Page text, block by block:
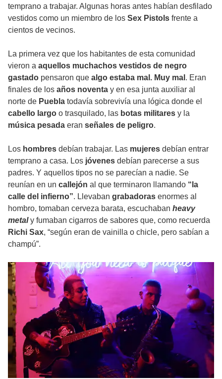
temprano a trabajar. Algunas horas antes habían desfilado
vestidos como un miembro de los Sex Pistols frente a
cientos de vecinos.
La primera vez que los habitantes de esta comunidad
vieron a aquellos muchachos vestidos de negro
gastado pensaron que algo estaba mal. Muy mal . Eran
finales de los años noventa y en esa junta auxiliar al
norte de Puebla todavía sobrevivía una lógica donde el
cabello largo o trasquilado, las botas militares y la
música pesada eran señales de peligro.
Los hombres debían trabajar. Las mujeres debían entrar
temprano a casa. Los jóvenes debían parecerse a sus
padres. Y aquellos tipos no se parecían a nadie. Se
reunían en un callejón al que terminaron llamando “la
calle del infierno”. Llevaban grabadoras enormes al
hombro, tomaban cerveza barata, escuchaban heavy
metal y fumaban cigarros de sabores que, como recuerda
Richi Sax, “según eran de vainilla o chicle, pero sabían a
champú”.